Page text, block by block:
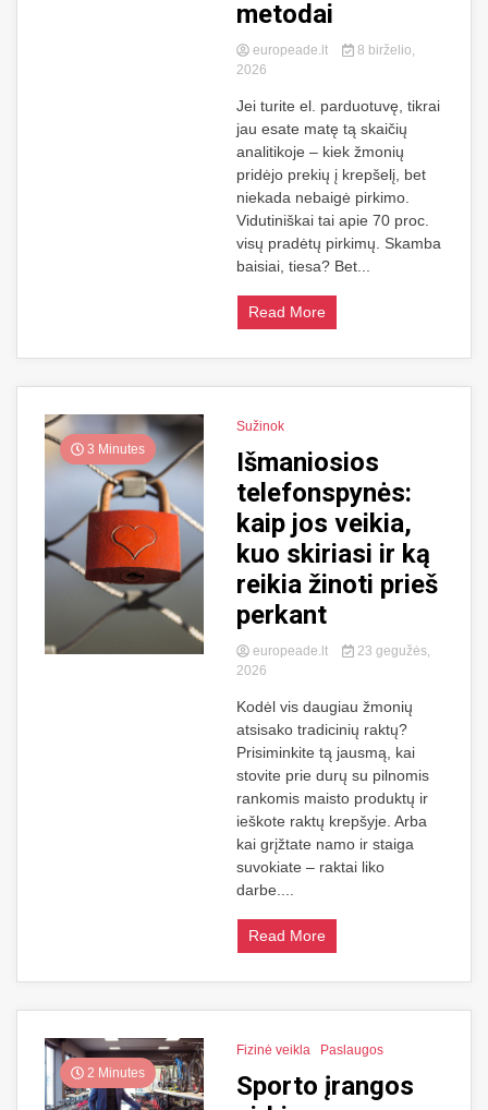
metodai
europeade.lt
8 birželio,
2026
Jei turite el. parduotuvę, tikrai
jau esate matę tą skaičių
analitikoje – kiek žmonių
pridėjo prekių į krepšelį, bet
niekada nebaigė pirkimo.
Vidutiniškai tai apie 70 proc.
visų pradėtų pirkimų. Skamba
baisiai, tiesa? Bet...
Read More
3 Minutes
Sužinok
Išmaniosios
telefonspynės:
kaip jos veikia,
kuo skiriasi ir ką
reikia žinoti prieš
perkant
europeade.lt
23 gegužės,
2026
Kodėl vis daugiau žmonių
atsisako tradicinių raktų?
Prisiminkite tą jausmą, kai
stovite prie durų su pilnomis
rankomis maisto produktų ir
ieškote raktų krepšyje. Arba
kai grįžtate namo ir staiga
suvokiate – raktai liko
darbe....
Read More
2 Minutes
Fizinė veikla Paslaugos
Sporto įrangos